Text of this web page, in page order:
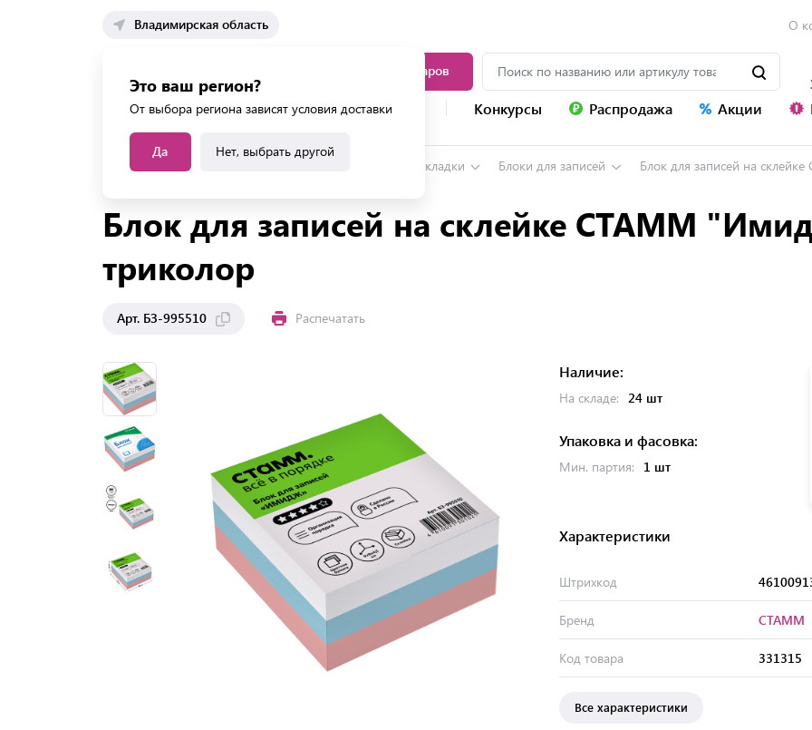
Владимирская область
Это ваш регион?
От выбора региона зависят условия доставки
Да Нет, выбрать другой
О
Каталог товаров
Каталог услуг Конкурсы Распродажа Акции
Главная Каталог Блоки для записей, закладки Блоки для записей Блок для записей на
Блок для записей на склейке СТАММ
триколор
Арт. БЗ-995510 Распечатать
Наличие:
На складе: 24 шт
Упаковка и фасовка:
Мин. партия: 1 шт
Характеристики
Штрихкод
Бренд СТАММ
Код товара 331315
Все характеристики